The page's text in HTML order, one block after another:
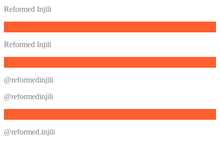
Reformed Injili
Reformed Injili
@reformedinjili
@reformedinjili
@reformed.injili